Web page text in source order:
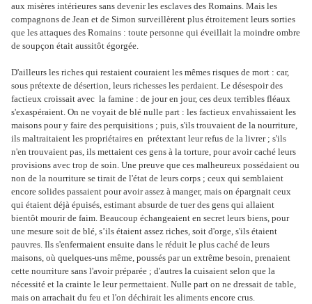
aux misères intérieures sans devenir les esclaves des Romains. Mais les
compagnons de Jean et de Simon surveillèrent plus étroitement leurs sorties
que les attaques des Romains : toute personne qui éveillait la moindre ombre
de soupçon était aussitôt égorgée.
D'ailleurs les riches qui restaient couraient les mêmes risques de mort : car,
sous prétexte de désertion, leurs richesses les perdaient. Le désespoir des
factieux croissait avec la famine : de jour en jour, ces deux terribles fléaux
s'exaspéraient. On ne voyait de blé nulle part : les factieux envahissaient les
maisons pour y faire des perquisitions ; puis, s'ils trouvaient de la nourriture,
ils maltraitaient les propriétaires en prétextant leur refus de la livrer ; s'ils
n'en trouvaient pas, ils mettaient ces gens à la torture, pour avoir caché leurs
provisions avec trop de soin. Une preuve que ces malheureux possédaient ou
non de la nourriture se tirait de l'état de leurs corps ; ceux qui semblaient
encore solides passaient pour avoir assez à manger, mais on épargnait ceux
qui étaient déjà épuisés, estimant absurde de tuer des gens qui allaient
bientôt mourir de faim. Beaucoup échangeaient en secret leurs biens, pour
une mesure soit de blé, s’ils étaient assez riches, soit d'orge, s'ils étaient
pauvres. Ils s'enfermaient ensuite dans le réduit le plus caché de leurs
maisons, où quelques-uns même, poussés par un extrême besoin, prenaient
cette nourriture sans l'avoir préparée ; d'autres la cuisaient selon que la
nécessité et la crainte le leur permettaient. Nulle part on ne dressait de table,
mais on arrachait du feu et l'on déchirait les aliments encore crus.